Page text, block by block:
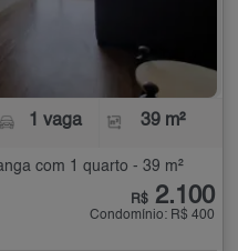
1 vaga 39 m²
com 1 quarto - 39 m²
R$ 2.100
Condomínio: R$ 400